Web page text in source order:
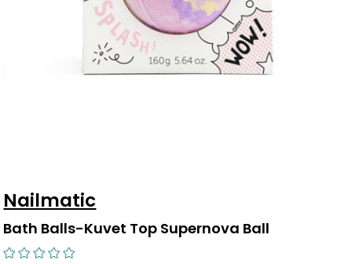
Nailmatic
Bath Balls-Kuvet Top Supernova Ball